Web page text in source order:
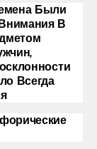
Были
В
Всегда